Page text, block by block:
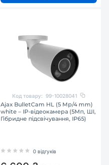
Код товару: 99-10028041
Ajax BulletCam HL (5 Mp/4 mm)
white – IP-відеокамера (5Мп, ШІ,
Гібридне підсвічування, IP65)
0 відгуків